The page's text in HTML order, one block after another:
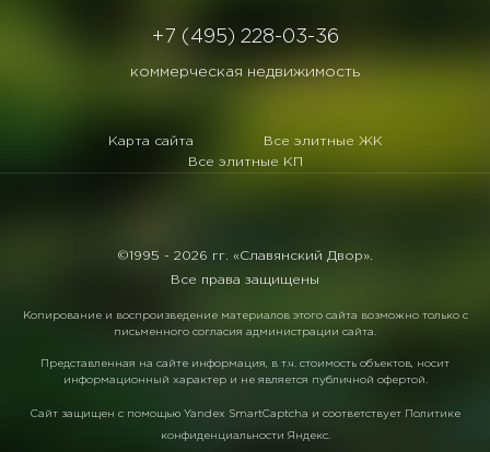
+7 (495) 228-03-36
коммерческая недвижимость
Карта сайта
Все элитные ЖК
Все элитные КП
©1995 - 2026 гг. «Славянский Двор».
Все права защищены
Копирование и воспроизведение материалов этого сайта возможно только с
письменного согласия администрации сайта.
Представленная на сайте информация, в т.ч. стоимость объектов, носит
информационный характер и не является публичной офертой.
Сайт защищен с помощью Yandex SmartCaptcha и соответствует Политике
конфиденциальности Яндекс.